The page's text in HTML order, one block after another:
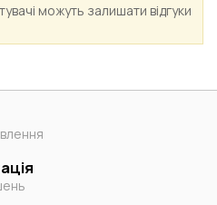
можуть залишати відгуки